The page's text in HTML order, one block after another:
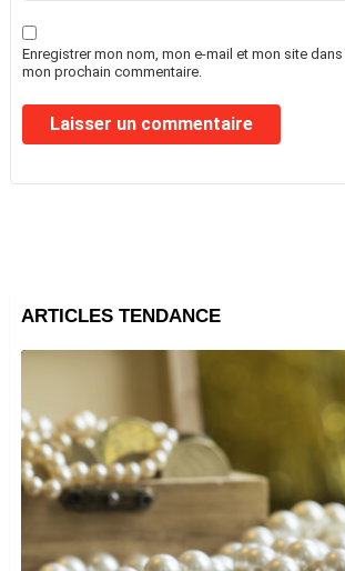
Enregistrer mon nom, mon e-mail et mon site
mon prochain commentaire.
ARTICLES TENDANCE